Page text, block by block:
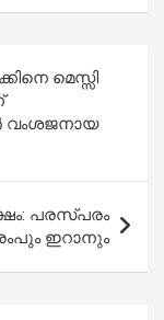
മെസ്സി
വംശജനായ
പരസ്പരം
ഇറാനും